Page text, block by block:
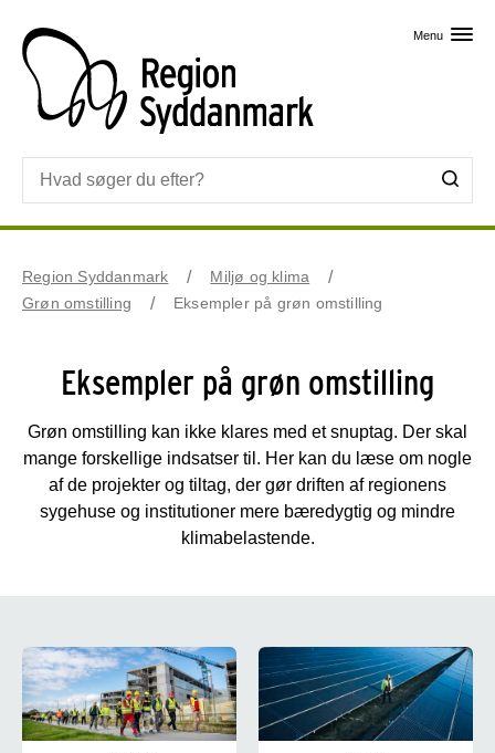
Menu
Region Syddanmark
Miljø og klima
Grøn omstilling
Eksempler på grøn omstilling
Eksempler på grøn omstilling
Grøn omstilling kan ikke klares med et snuptag. Der skal
mange forskellige indsatser til. Her kan du læse om nogle
af de projekter og tiltag, der gør driften af regionens
sygehuse og institutioner mere bæredygtig og mindre
klimabelastende.
Gode eksempler på grøn omstilling